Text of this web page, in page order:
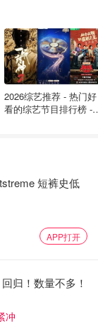
接口
有可以给水箱
4.4w 17
也开始对房车
的房车租赁渠
2026综艺推荐 - 热门好
看的综艺节目排行榜 -
短裤史低
APP打开
归！数量不多！
冲